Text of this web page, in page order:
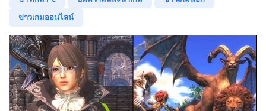
ข่าวเกมออนไลน์